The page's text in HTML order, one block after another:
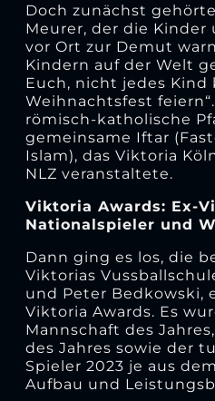
Doch zunächst
Meurer, der die
vor Ort zur Demut
Kindern auf der Welt
Euch, nicht jedes Kind
Weihnachtsfest
römisch-katholische
gemeinsame Iftar
Islam), das Viktoria
NLZ veranstaltete.
Viktoria Awards: Ex-
Nationalspieler und
Dann ging es los, die
Viktorias
und Peter Bedkowski,
Viktoria Awards. Es
Mannschaft des
des Jahres sowie der
Spieler 2023 je aus
Aufbau und